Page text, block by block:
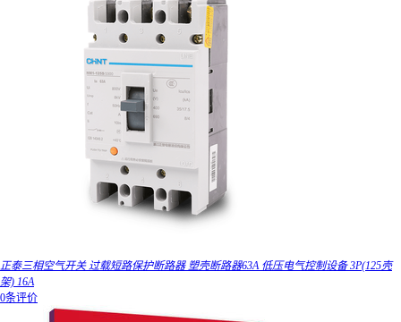
正泰三相空气开关 过载短路保护断路器 塑壳断路器63A 低压电气控制设备 3P(125壳
架) 16A
0条评价